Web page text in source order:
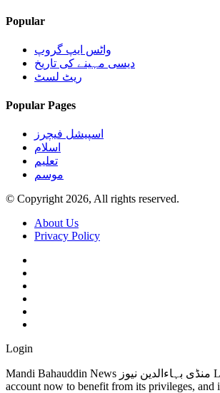
Popular
واٹس ایپ گروپ
دیسی مہینے کی تاریخ
ریٹ لسٹ
Popular Pages
اسپیشل فیچرز
اسلام
تعلیم
موسم
© Copyright 2026, All rights reserved.
About Us
Privacy Policy
Login
Mandi Bahauddin News منڈی بہاءالدین نیوز Log in or create an
account now to benefit from its privileges, and